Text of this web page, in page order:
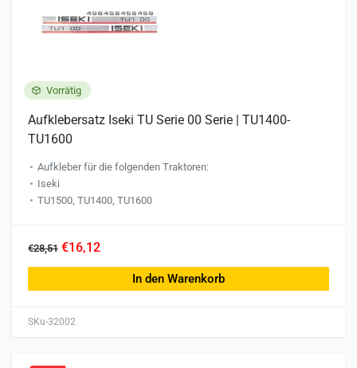
Vorrätig
SKu-32002
Aufklebersatz Iseki TU Serie 00 Serie | TU1400-
TU1600
Aufkleber für die folgenden Traktoren:
Iseki
TU1500, TU1400, TU1600
€28,51 €16,12
In den Warenkorb